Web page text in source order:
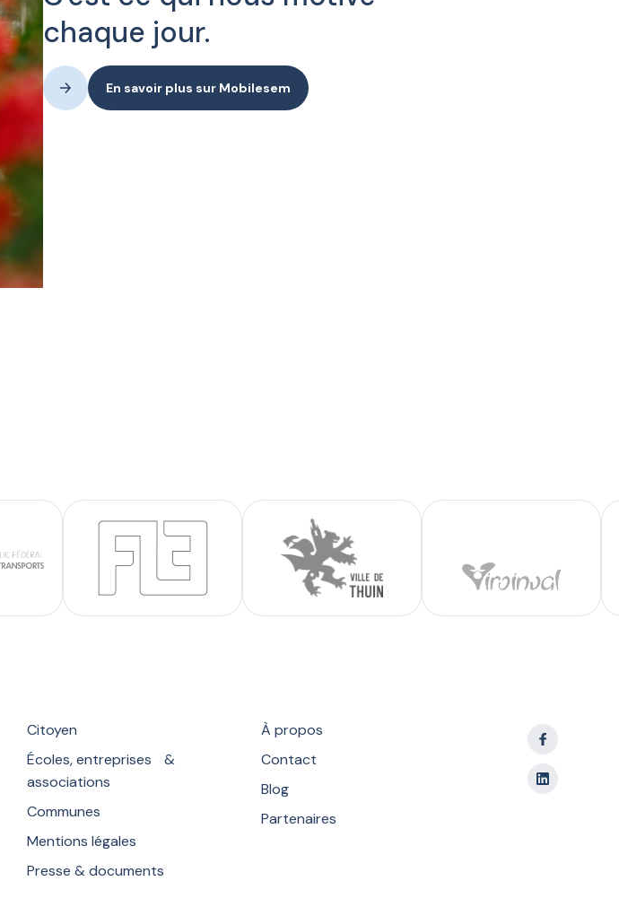
chaque jour.
En savoir plus sur Mobilesem
Citoyen
Écoles, entreprises &
associations
Communes
Mentions légales
Presse & documents
À propos
Contact
Blog
Partenaires